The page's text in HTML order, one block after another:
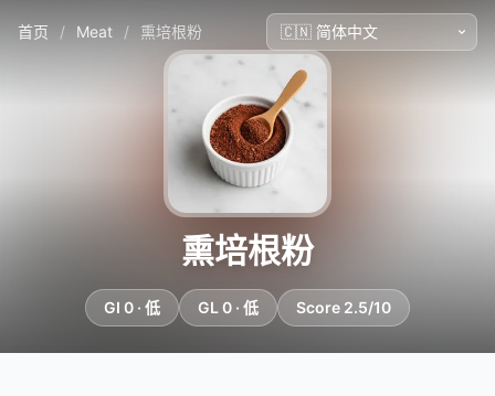
首页 / Meat / 熏培根粉
熏培根粉
GI 0 · 低 GL 0 · 低 Score 2.5/10